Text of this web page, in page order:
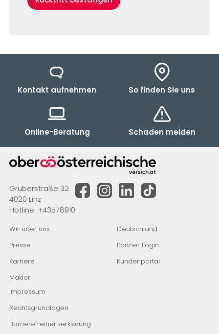
Kontakt aufnehmen So finden Sie uns
Online-Beratung Schaden melden
Gruberstraße 32
4020 Linz
Hotline: +43578910
Wir über uns
Presse
Karriere
Makler
Deutschland
Partner Login
Kundenportal
Impressum
Rechtsgrundlagen
Barrierefreiheitserklärung